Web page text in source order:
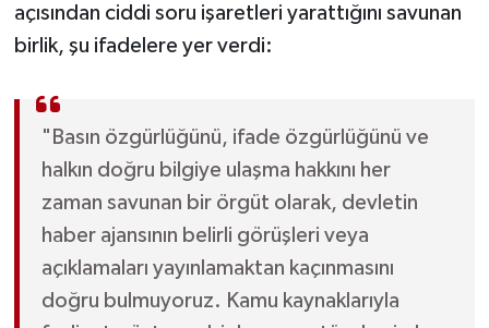
açısından ciddi soru işaretleri yarattığını savunan
birlik, şu ifadelere yer verdi:
"Basın özgürlüğünü, ifade özgürlüğünü ve
halkın doğru bilgiye ulaşma hakkını her
zaman savunan bir örgüt olarak, devletin
haber ajansının belirli görüşleri veya
açıklamaları yayınlamaktan kaçınmasını
doğru bulmuyoruz. Kamu kaynaklarıyla